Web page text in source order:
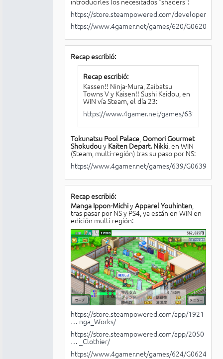
https://store.steampowered.com/developer/
https://www.4gamer.net/games/620/G062093/
Recap escribió:
Recap escribió:
Kassen!! Ninja-Mura, Zaibatsu
Towns V y Kaisen!! Sushi Kaidou, en
WIN vía Steam, el día 23:
https://www.4gamer.net/games/631/
Tokunatsu Pool Palace, Oomori Gourmet
Shokudouy Kaiten Depart. Nikki, en WIN
(Steam, multi-región) tras su paso por NS:
https://www.4gamer.net/games/639/G063918/
Recap escribió:
Manga Ippon-MichiyApparel Youhinten,
tras pasar por NS y PS4, ya están en WIN en
edición multi-región:
https://store.steampowered.com/app/1921
… nga_Works/
https://store.steampowered.com/app/2050
… _Clothier/
https://www.4gamer.net/games/624/G062447/